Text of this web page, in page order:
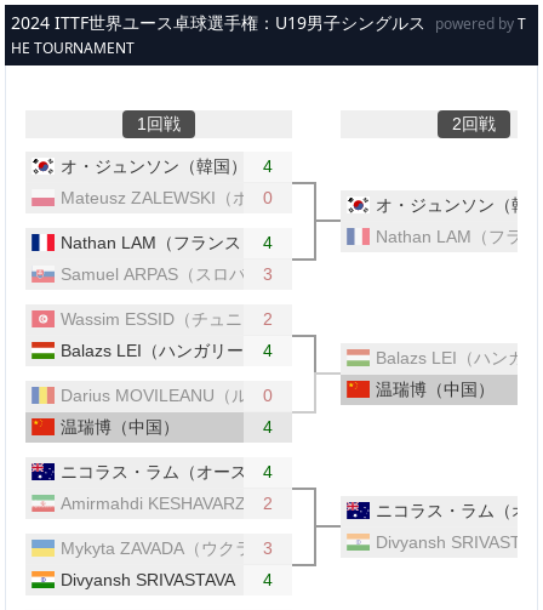
メインコンテンツへスキップ
2024 ITTF世界ユース卓球選手権：U19男子シングルス powered byT
HE TOURNAMENT
1回戦 2回戦
オ・ジュンソン（韓国）
4
Mateusz ZALEWSKI（ポーランド）
0
Nathan LAM（フランス）
4
Samuel ARPAS（スロバキア）
3
Wassim ESSID（チュニジア）
2
Balazs LEI（ハンガリー）
4
Darius MOVILEANU（ルーマニア）
0
温瑞博（中国）
4
ニコラス・ラム（オーストラリア）
4
Amirmahdi KESHAVARZI（イラン）
2
Mykyta ZAVADA（ウクライナ）
3
Divyansh SRIVASTAVA（インド）
4
オ・ジュンソン（韓
Nathan LAM（フラン
Balazs LEI（ハンガ
温瑞博（中国）
ニコラス・ラム（オ
Divyansh